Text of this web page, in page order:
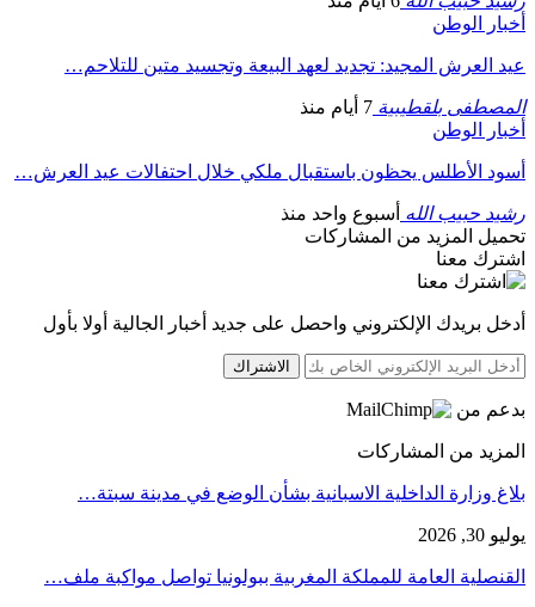
أخبار الوطن
عيد العرش المجيد: تجديد لعهد البيعة وتجسيد متين للتلاحم…
المصطفى بلقطيبية 7 أيام منذ
أخبار الوطن
أسود الأطلس يحظون باستقبال ملكي خلال احتفالات عيد العرش…
رشيد حبيب الله أسبوع واحد منذ
تحميل المزيد من المشاركات
اشترك معنا
أدخل بريدك الإلكتروني واحصل على جديد أخبار الجالية أولا بأول
الاشتراك
بدعم من
المزيد من المشاركات
بلاغ وزارة الداخلية الاسبانية بشأن الوضع في مدينة سبتة…
يوليو 30, 2026
القنصلية العامة للمملكة المغربية ببولونيا تواصل مواكبة ملف…